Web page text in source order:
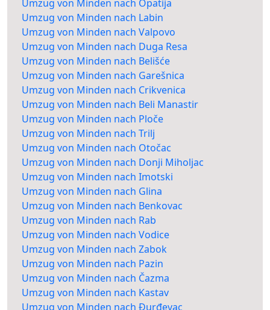
Umzug von Minden nach Opatija
Umzug von Minden nach Labin
Umzug von Minden nach Valpovo
Umzug von Minden nach Duga Resa
Umzug von Minden nach Belišće
Umzug von Minden nach Garešnica
Umzug von Minden nach Crikvenica
Umzug von Minden nach Beli Manastir
Umzug von Minden nach Ploče
Umzug von Minden nach Trilj
Umzug von Minden nach Otočac
Umzug von Minden nach Donji Miholjac
Umzug von Minden nach Imotski
Umzug von Minden nach Glina
Umzug von Minden nach Benkovac
Umzug von Minden nach Rab
Umzug von Minden nach Vodice
Umzug von Minden nach Zabok
Umzug von Minden nach Pazin
Umzug von Minden nach Čazma
Umzug von Minden nach Kastav
Umzug von Minden nach Đurđevac